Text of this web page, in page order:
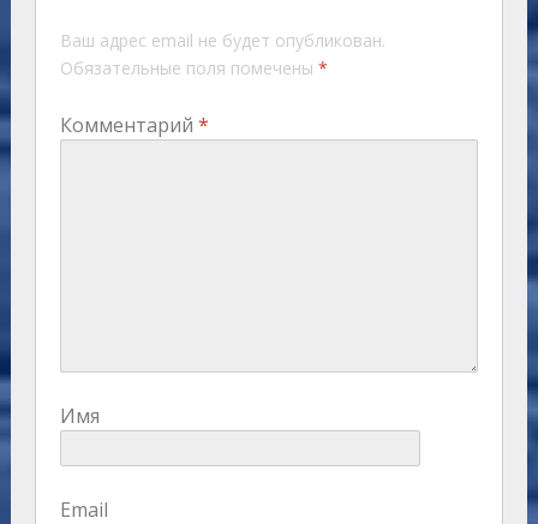
Ваш адрес email не будет опубликован.
Обязательные поля помечены *
Комментарий *
Имя
Email